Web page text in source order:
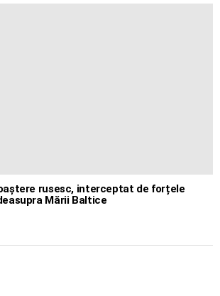
rusesc, interceptat de forțele
Mării Baltice